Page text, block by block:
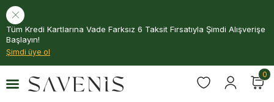
Tüm Kredi Kartlarına Vade Farksız 6 Taksit Fırsatıyla Şimdi Alışverişe
Başlayın!
Şimdi üye ol
0